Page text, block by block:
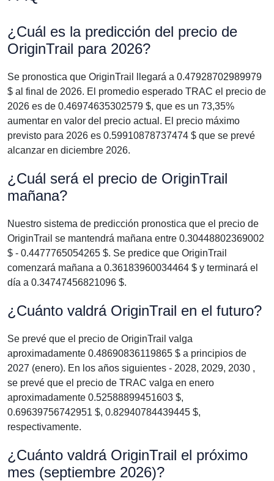
¿Cuál es la predicción del precio de
OriginTrail para 2026?
Se pronostica que OriginTrail llegará a 0.47928702989979
$ al final de 2026. El promedio esperado TRAC el precio de
2026 es de 0.46974635302579 $, que es un 73,35%
aumentar en valor del precio actual. El precio máximo
previsto para 2026 es 0.59910878737474 $ que se prevé
alcanzar en diciembre 2026.
¿Cuál será el precio de OriginTrail
mañana?
Nuestro sistema de predicción pronostica que el precio de
OriginTrail se mantendrá mañana entre 0.30448802369002
$ - 0.4477765054265 $. Se predice que OriginTrail
comenzará mañana a 0.36183960034464 $ y terminará el
día a 0.34747456821096 $.
¿Cuánto valdrá OriginTrail en el futuro?
Se prevé que el precio de OriginTrail valga
aproximadamente 0.48690836119865 $ a principios de
2027 (enero). En los años siguientes - 2028, 2029, 2030 ,
se prevé que el precio de TRAC valga en enero
aproximadamente 0.52588899451603 $,
0.69639756742951 $, 0.82940784439445 $,
respectivamente.
¿Cuánto valdrá OriginTrail el próximo
mes (septiembre 2026)?